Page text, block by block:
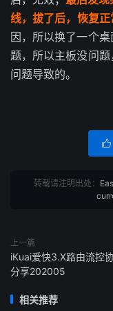
线，拔了后，恢复正
因，所以换了一个
题，所以主板没问
问题导致的。

转载请注明出处：
上一篇
iKuai爱快3.X路由流控
分享202005
相关推荐